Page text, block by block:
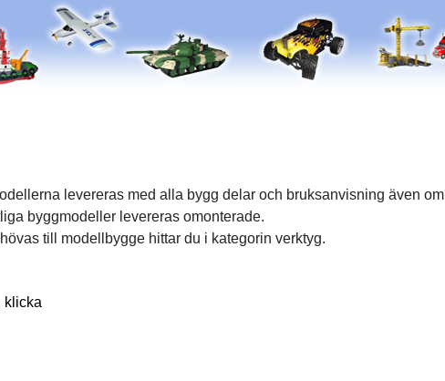
levereras med alla bygg delar och bruksanvisning även om
byggmodeller levereras omonterade.
till modellbygge hittar du i kategorin verktyg.
klicka